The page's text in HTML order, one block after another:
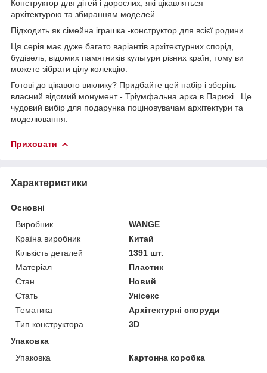
Конструктор для дітей і дорослих, які цікавляться
архітектурою та збиранням моделей.
Підходить як сімейна іграшка -конструктор для всієї родини.
Ця серія має дуже багато варіантів архітектурних спорід,
будівель, відомих памятників культури різних країн, тому ви
можете зібрати цілу колекцію.
Готові до цікавого виклику? Придбайте цей набір і зберіть
власний відомий монумент - Тріумфальна арка в Парижі . Це
чудовий вибір для подарунка поціновувачам архітектури та
моделювання.
Приховати
Характеристики
Основні
Виробник
WANGE
Країна виробник
Китай
Кількість деталей
1391 шт.
Матеріал
Пластик
Стан
Новий
Стать
Унісекс
Тематика
Архітектурні споруди
Тип конструктора
3D
Упаковка
Упаковка
Картонна коробка